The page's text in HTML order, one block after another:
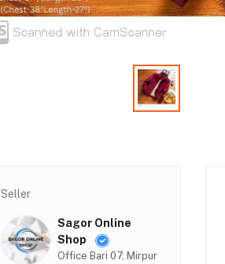
Seller
Sagor Online
Shop
Office Bari 07, Mirpur